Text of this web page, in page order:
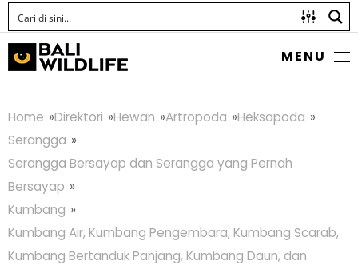
MENU
Home Direktori Hewan Artropoda
Heksapoda
Serangga
Serangga Bersayap dan Serangga yang Pernah
Bersayap
Kumbang
Kumbang Air, Kumbang Pengembara, Kumbang Scarab,
Kumbang Bertanduk Panjang, Kumbang Daun, dan